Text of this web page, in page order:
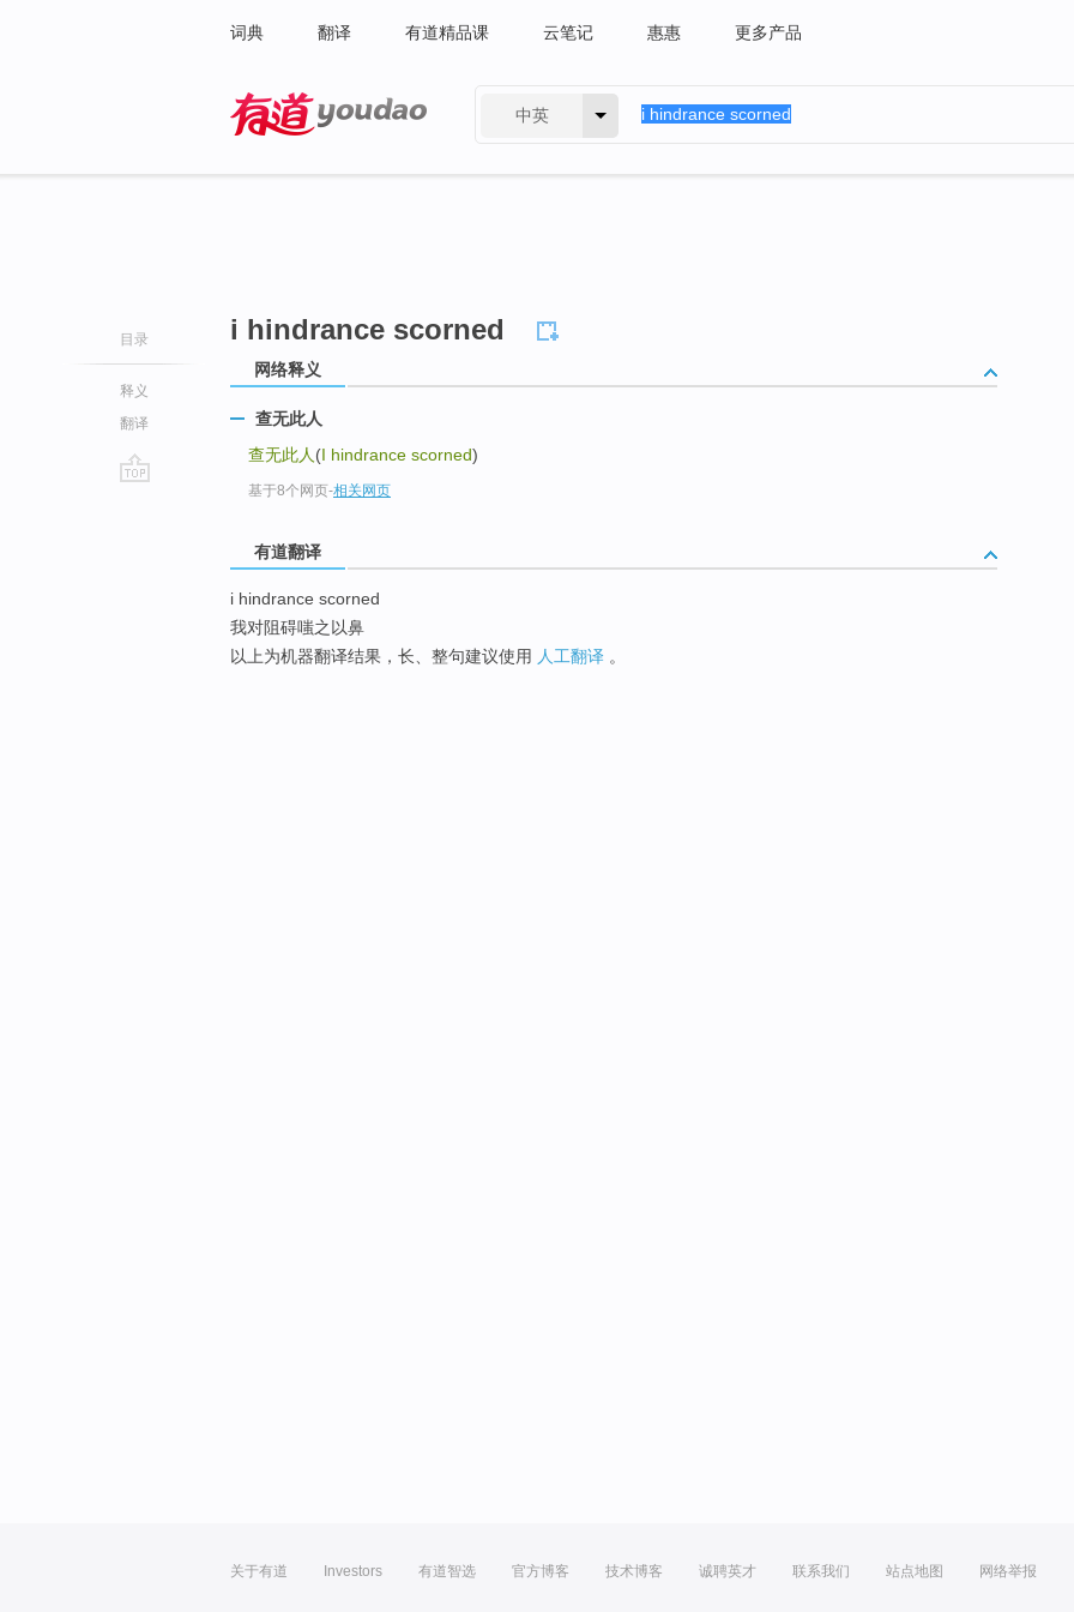
词典 翻译 有道精品课 云笔记 惠惠 更多产品
中英
目录
释义
翻译
i hindrance scorned
网络释义
查无此人
查无此人 (I hindrance scorned)
基于8个网页-相关网页
有道翻译
i hindrance scorned
我对阻碍嗤之以鼻
以上为机器翻译结果，长、整句建议使用 人工翻译 。
关于有道 Investors 有道智选 官方博客 技术博客 诚聘英才 联系我们 站点地图 网络举报